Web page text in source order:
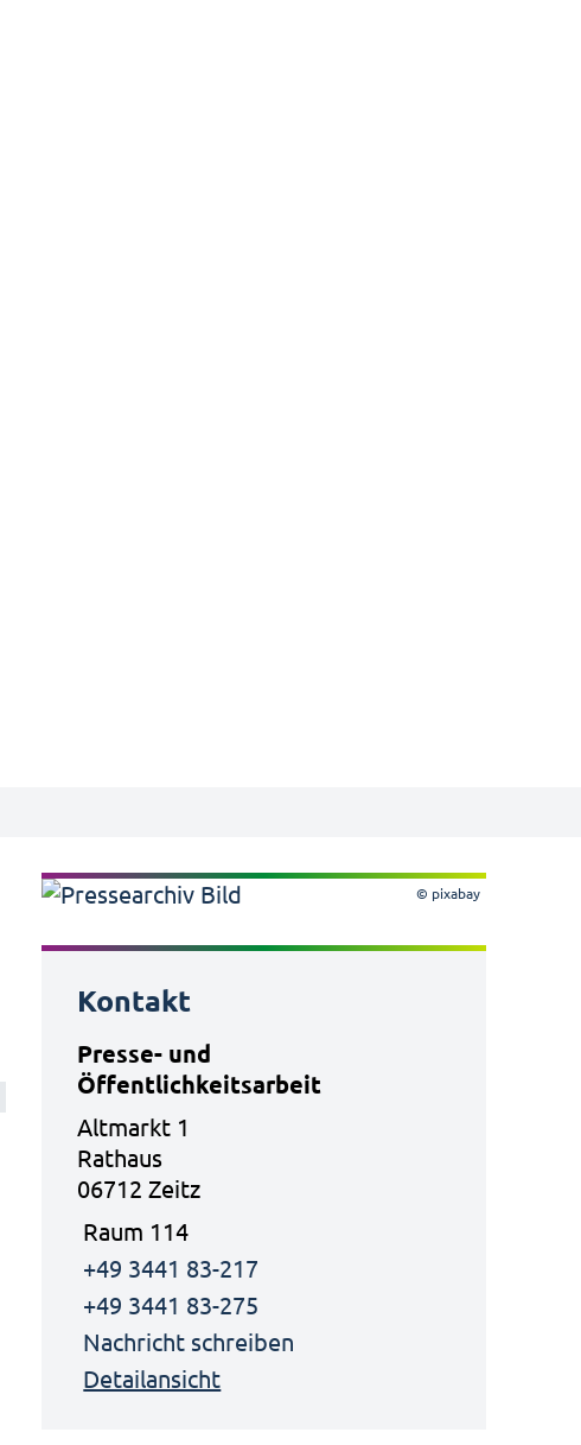
© pixabay
Kontakt
Presse- und
Öffentlichkeitsarbeit
Altmarkt 1
Rathaus
06712 Zeitz
Raum 114
+49 3441 83-217
+49 3441 83-275
Nachricht schreiben
Detailansicht